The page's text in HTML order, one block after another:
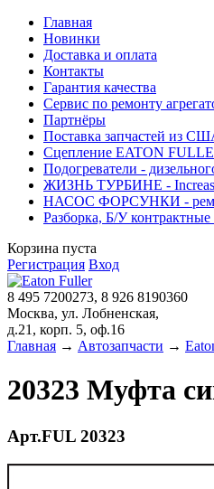
Главная
Новинки
Доставка и оплата
Контакты
Гарантия качества
Сервис по ремонту
Партнёры
Поставка запчастей
Сцепление EATON
Подогреватели -
ЖИЗНЬ ТУРБИНЕ - Increase
НАСОС ФОРСУНКИ -
Разборка, Б/У
Корзина пуста
Регистрация Вход
8 495 7200273, 8 926 8190360
Москва, ул. Лобненская,
д.21, корп. 5, оф.16
Главная → Автозапчасти →
20323 Муфта
Арт.FUL 20323